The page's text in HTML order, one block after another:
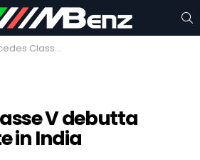
V debutta ufficialmente in India
V debutta
in India